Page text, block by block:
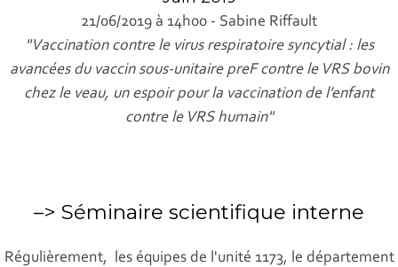
21/06/2019 à 14h00 - Sabine Riffault
"Vaccination contre le virus respiratoire syncytial : les
avancées du vaccin sous-unitaire preF contre le VRS bovin
chez le veau, un espoir pour la vaccination de l’enfant
contre le VRS humain"
–> Séminaire scientifique interne
Régulièrement, les équipes de l'unité 1173, le département